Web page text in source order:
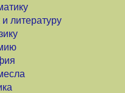
литературу